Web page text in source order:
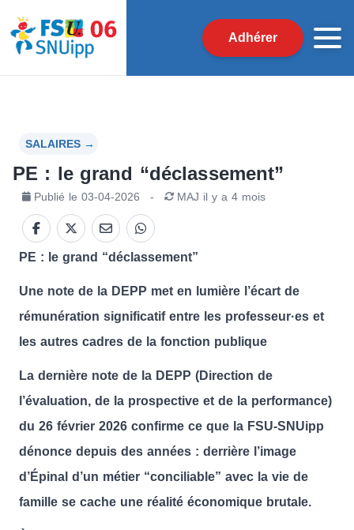
Adhérer
SALAIRES →
PE : le grand “déclassement”
Publié le 03-04-2026 - MAJ il y a 4 mois
PE : le grand “déclassement”
Une note de la DEPP met en lumière l’écart de
rémunération significatif entre les professeur·es et
les autres cadres de la fonction publique
La dernière note de la DEPP (Direction de
l’évaluation, de la prospective et de la performance)
du 26 février 2026 confirme ce que la FSU-SNUipp
dénonce depuis des années : derrière l’image
d’Épinal d’un métier “conciliable” avec la vie de
famille se cache une réalité économique brutale.